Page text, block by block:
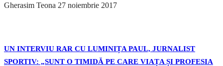
Gherasim Teona 27 noiembrie 2017
UN INTERVIU RAR CU LUMINIȚA PAUL, JURNALIST
SPORTIV: „SUNT O TIMIDĂ PE CARE VIAȚA ȘI PROFESIA